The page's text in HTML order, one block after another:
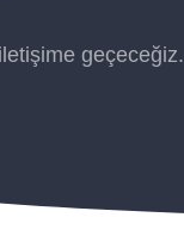
geçeceğiz.